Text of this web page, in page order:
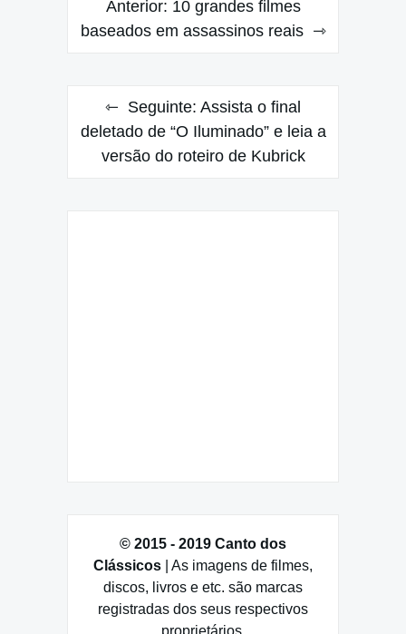
de
Anterior: 10 grandes filmes
baseados em assassinos reais
Seguinte: Assista o final
deletado de “O Iluminado” e leia a
versão do roteiro de Kubrick
© 2015 - 2019 Canto dos
Clássicos | As imagens de filmes,
discos, livros e etc. são marcas
registradas dos seus respectivos